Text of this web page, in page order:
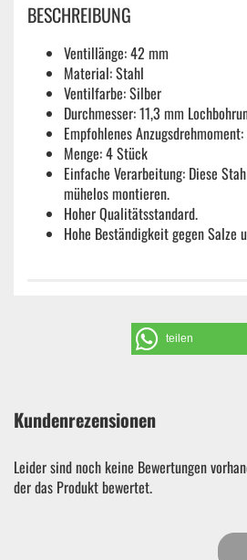
BESCHREIBUNG
Ventillänge: 42 mm
Material: Stahl
Ventilfarbe: Silber
Durchmesser: 11,3 mm
Empfohlenes
Menge: 4 Stück
Einfache Verarbeitung: Diese
mühelos montieren.
Hoher Qualitätsstandard.
Hohe Beständigkeit gegen Salze
teilen
Kundenrezensionen
Leider sind noch keine Bewertungen
der das Produkt bewertet.